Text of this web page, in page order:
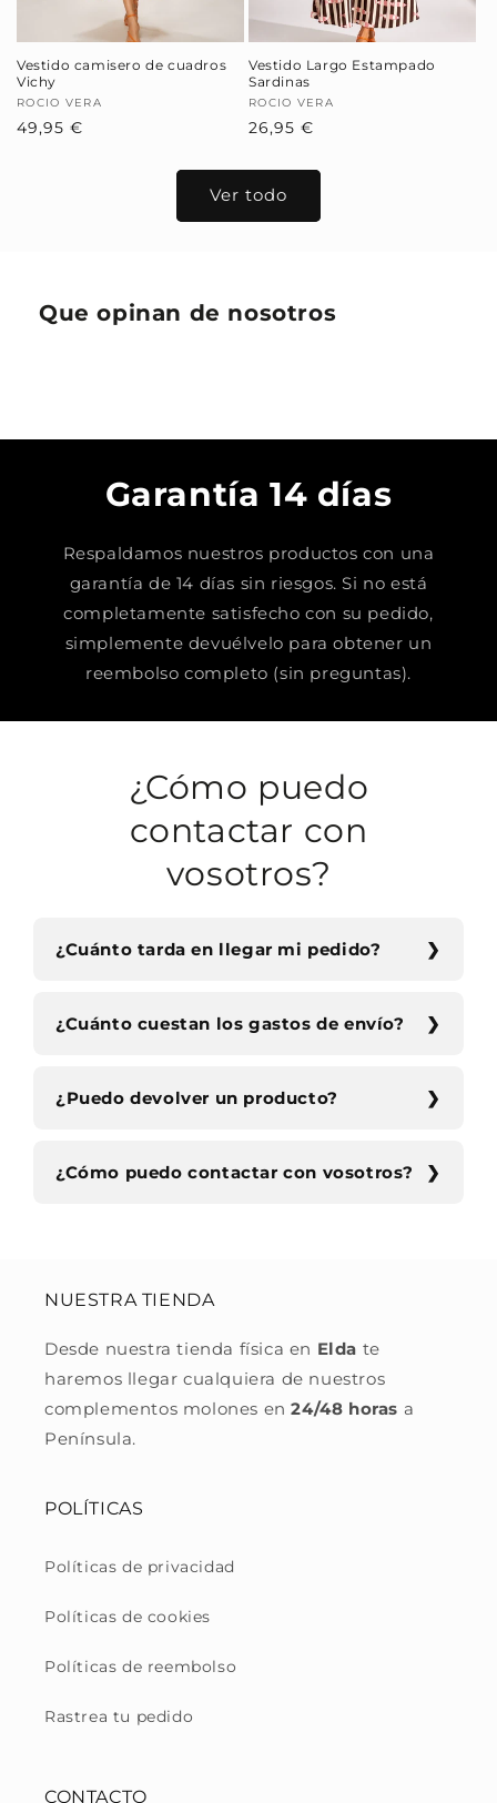
Vestido camisero de cuadros
Vichy
Proveedor:
ROCIO VERA
Precio
49,95 €
Vestido Largo Estampado
Sardinas
Proveedor:
ROCIO VERA
Precio
26,95 €
Ver todo
Que opinan de nosotros
Garantía 14 días
Respaldamos nuestros productos con una
garantía de 14 días sin riesgos. Si no está
completamente satisfecho con su pedido,
simplemente devuélvelo para obtener un
reembolso completo (sin preguntas).
¿Cómo puedo
contactar con
vosotros?
¿Cuánto tarda en llegar mi pedido?
¿Cuánto cuestan los gastos de envío?
¿Puedo devolver un producto?
¿Cómo puedo contactar con vosotros?
NUESTRA TIENDA
Desde nuestra tienda física en Elda te
haremos llegar cualquiera de nuestros
complementos molones en24/48 horas a
Península.
POLÍTICAS
Políticas de privacidad
Políticas de cookies
Políticas de reembolso
Rastrea tu pedido
CONTACTO